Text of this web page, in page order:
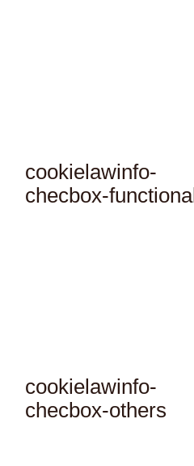
cookielawinfo-
checbox-functional
cookielawinfo-
checbox-others